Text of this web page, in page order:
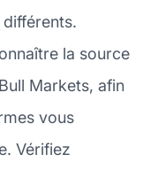
la source
Markets, afin
vous
Vérifiez